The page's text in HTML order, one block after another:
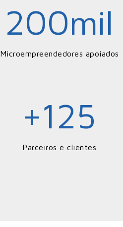
200mil
Microempreendedores apoiados
+125
Parceiros e clientes